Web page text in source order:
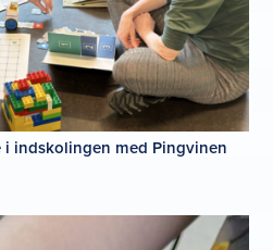
i indskolingen med Pingvinen